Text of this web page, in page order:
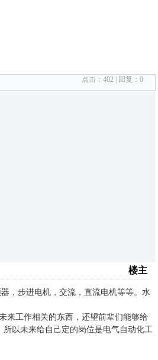
点击： 402 | 回复： 0
楼主
，步进电机，交流，直流电机等等。水
来工作相关的东西，还望前辈们能够给
以未来给自己定的岗位是电气自动化工